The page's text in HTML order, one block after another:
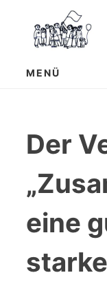
springen
MENÜ
Der
eine
starke